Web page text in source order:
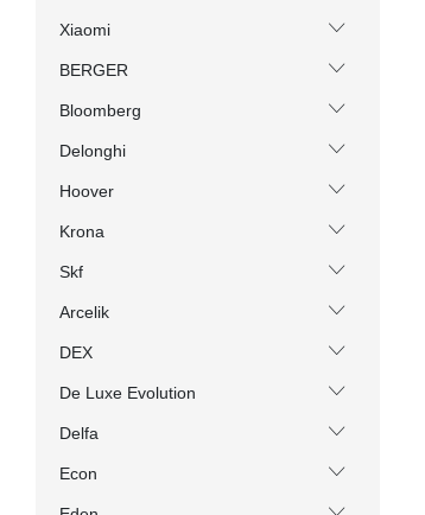
Xiaomi
BERGER
Bloomberg
Delonghi
Hoover
Krona
Skf
Arcelik
DEX
De Luxe Evolution
Delfa
Econ